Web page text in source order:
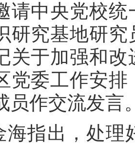
请中央党校
研究基地研
关于加强和
党委工作安
员作交流发言
海指出，处理